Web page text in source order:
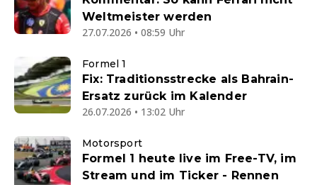
Weltmeister werden
27.07.2026 • 08:59 Uhr
Formel 1
Fix: Traditionsstrecke als Bahrain-
Ersatz zurück im Kalender
26.07.2026 • 13:02 Uhr
Motorsport
Formel 1 heute live im Free-TV, im
Stream und im Ticker - Rennen